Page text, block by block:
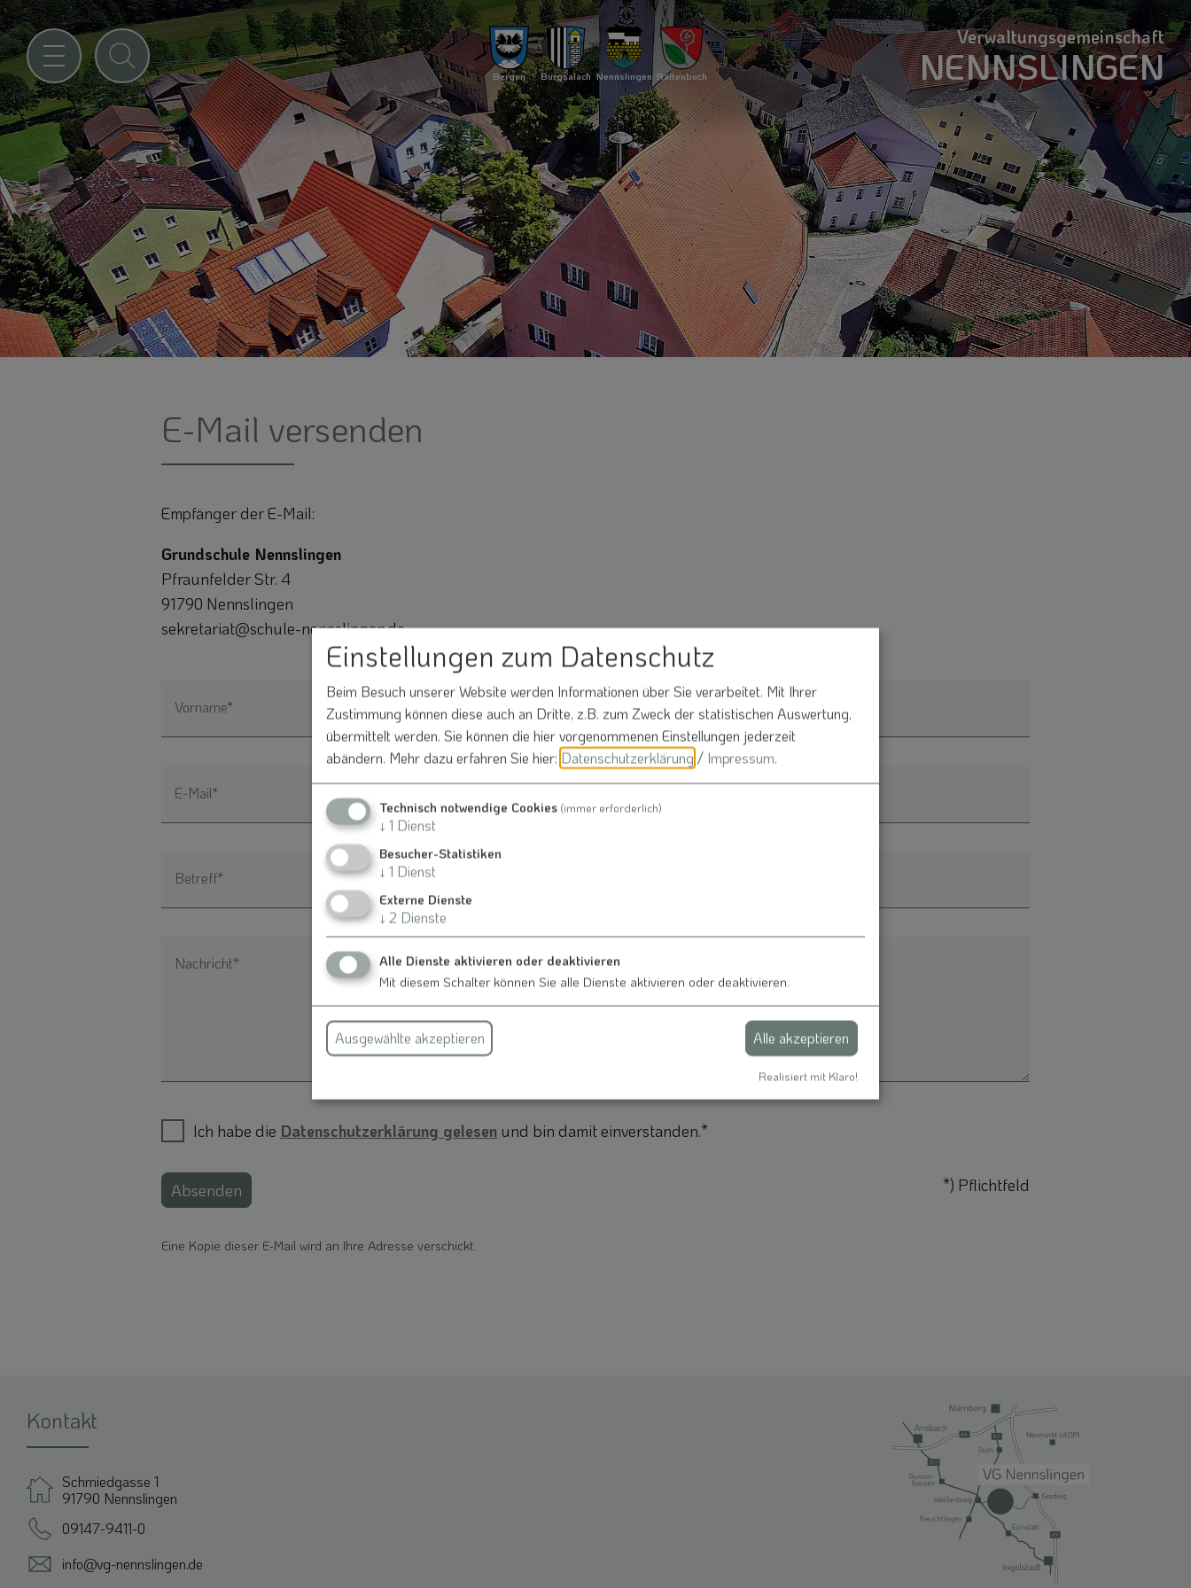
Bergen Burgsalach Nennslingen Raitenbuch
Verwaltungsgemeinschaft
NENNSLINGEN
E-Mail versenden
Empfänger der E-Mail:
Grundschule Nennslingen
Pfraunfelder Str. 4
91790 Nennslingen
sekretariat@schule-nennslingen.de
Vorname* Nachname*
E-Mail*
Betreff*
Nachricht*
Ich habe die Datenschutzerklärung gelesen und bin damit einverstanden.*
Absenden *) Pflichtfeld
Eine Kopie dieser E-Mail wird an Ihre Adresse verschickt.
Kontakt
Schmiedgasse 1
91790 Nennslingen
09147-9411-0
info@vg-nennslingen.de
Einstellungen zum Datenschutz
Beim Besuch unserer Website werden Informationen über Sie verarbeitet. Mit Ihrer
Zustimmung können diese auch an Dritte, z.B. zum Zweck der statistischen Auswertung,
übermittelt werden. Sie können die hier vorgenommenen Einstellungen jederzeit
abändern. Mehr dazu erfahren Sie hier: Datenschutzerklärung / Impressum.
Technisch notwendige Cookies (immer erforderlich)
↓ 1 Dienst
Besucher-Statistiken
↓ 1 Dienst
Externe Dienste
↓ 2 Dienste
Alle Dienste aktivieren oder deaktivieren
Mit diesem Schalter können Sie alle Dienste aktivieren oder deaktivieren.
Ausgewählte akzeptieren Alle akzeptieren
Realisiert mit Klaro!